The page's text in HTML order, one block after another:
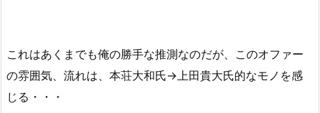
これはあくまでも俺の勝手な推測なのだが、このオファー
の雰囲気、流れは、本荘大和氏→上田貴大氏的なモノを感
じる・・・